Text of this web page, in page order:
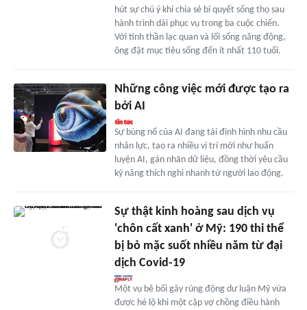
hút sự chú ý khi chia sẻ bí quyết sống thọ sau
hành trình dài phục vụ trong ba cuộc chiến.
Với tinh thần lạc quan và lối sống năng động,
ông đặt mục tiêu sống đến ít nhất 110 tuổi.
Những công việc mới được tạo ra
bởi AI
Sự bùng nổ của AI đang tái định hình nhu cầu
nhân lực, tạo ra nhiều vị trí mới như huấn
luyện AI, gán nhãn dữ liệu, đồng thời yêu cầu
kỹ năng thích nghi nhanh từ người lao động.
Sự thật kinh hoàng sau dịch vụ
'chôn cất xanh' ở Mỹ: 190 thi thể
bị bỏ mặc suốt nhiều năm từ đại
dịch Covid-19
Một vụ bê bối gây rúng động dư luận Mỹ vừa
được hé lộ khi một cặp vợ chồng điều hành